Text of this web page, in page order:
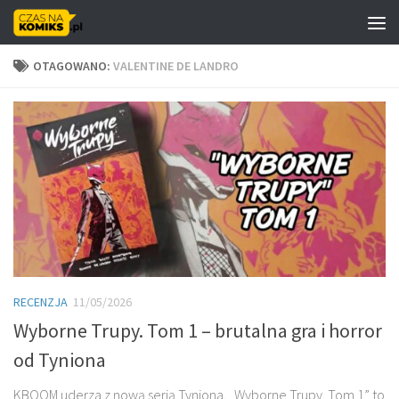
Skip to content
OTAGOWANO: VALENTINE DE LANDRO
RECENZJA 11/05/2026
Wyborne Trupy. Tom 1 – brutalna gra i horror
od Tyniona
KBOOM uderza z nową serią Tyniona. „Wyborne Trupy. Tom 1” to